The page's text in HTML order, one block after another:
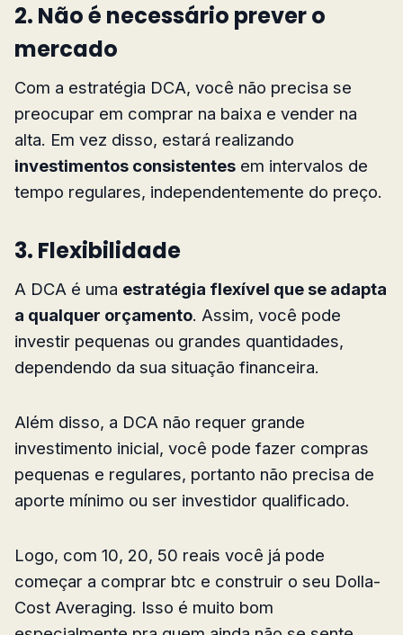
2. Não é necessário prever o
mercado
Com a estratégia DCA, você não precisa se
preocupar em comprar na baixa e vender na
alta. Em vez disso, estará realizando
investimentos consistentes em intervalos de
tempo regulares, independentemente do preço.
3. Flexibilidade
A DCA é uma estratégia flexível que se adapta
a qualquer orçamento. Assim, você pode
investir pequenas ou grandes quantidades,
dependendo da sua situação financeira.
Além disso, a DCA não requer grande
investimento inicial, você pode fazer compras
pequenas e regulares, portanto não precisa de
aporte mínimo ou ser investidor qualificado.
Logo, com 10, 20, 50 reais você já pode
começar a comprar btc e construir o seu Dolla-
Cost Averaging. Isso é muito bom